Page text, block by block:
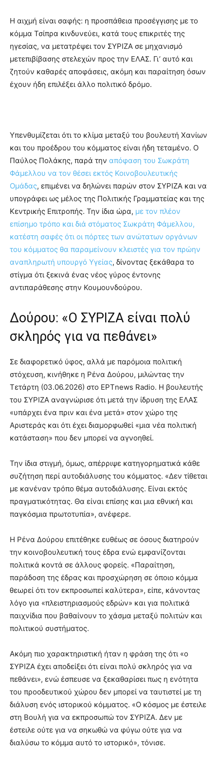
Η αιχμή είναι σαφής: η προσπάθεια προσέγγισης με το
κόμμα Τσίπρα κινδυνεύει, κατά τους επικριτές της
ηγεσίας, να μετατρέψει τον ΣΥΡΙΖΑ σε μηχανισμό
μετεπιβίβασης στελεχών προς την ΕΛΑΣ. Γι’ αυτό και
ζητούν καθαρές αποφάσεις, ακόμη και παραίτηση όσων
έχουν ήδη επιλέξει άλλο πολιτικό δρόμο.
Υπενθυμίζεται ότι το κλίμα μεταξύ του βουλευτή Χανίων
και του προέδρου του κόμματος είναι ήδη τεταμένο. Ο
Παύλος Πολάκης, παρά την απόφαση του Σωκράτη
Φάμελλου να τον θέσει εκτός Κοινοβουλευτικής
Ομάδας, επιμένει να δηλώνει παρών στον ΣΥΡΙΖΑ και να
υπογράφει ως μέλος της Πολιτικής Γραμματείας και της
Κεντρικής Επιτροπής. Την ίδια ώρα, με τον πλέον
επίσημο τρόπο και διά στόματος Σωκράτη Φάμελλου,
κατέστη σαφές ότι οι πόρτες των ανώτατων οργάνων
του κόμματος θα παραμείνουν κλειστές για τον πρώην
αναπληρωτή υπουργό Υγείας, δίνοντας ξεκάθαρα το
στίγμα ότι ξεκινά ένας νέος γύρος έντονης
αντιπαράθεσης στην Κουμουνδούρου.
Δούρου: «Ο ΣΥΡΙΖΑ είναι πολύ
σκληρός για να πεθάνει»
Σε διαφορετικό ύφος, αλλά με παρόμοια πολιτική
στόχευση, κινήθηκε η Ρένα Δούρου, μιλώντας την
Τετάρτη (03.06.2026) στο ΕΡΤnews Radio. Η βουλευτής
του ΣΥΡΙΖΑ αναγνώρισε ότι μετά την ίδρυση της ΕΛΑΣ
«υπάρχει ένα πριν και ένα μετά» στον χώρο της
Αριστεράς και ότι έχει διαμορφωθεί «μια νέα πολιτική
κατάσταση» που δεν μπορεί να αγνοηθεί.
Την ίδια στιγμή, όμως, απέρριψε κατηγορηματικά κάθε
συζήτηση περί αυτοδιάλυσης του κόμματος. «Δεν τίθεται
με κανέναν τρόπο θέμα αυτοδιάλυσης. Είναι εκτός
πραγματικότητας. Θα είναι επίσης και μια εθνική και
παγκόσμια πρωτοτυπία», ανέφερε.
Η Ρένα Δούρου επιτέθηκε ευθέως σε όσους διατηρούν
την κοινοβουλευτική τους έδρα ενώ εμφανίζονται
πολιτικά κοντά σε άλλους φορείς. «Παραίτηση,
παράδοση της έδρας και προσχώρηση σε όποιο κόμμα
θεωρεί ότι τον εκπροσωπεί καλύτερα», είπε, κάνοντας
λόγο για «πλειστηριασμούς εδρών» και για πολιτικά
παιχνίδια που βαθαίνουν το χάσμα μεταξύ πολιτών και
πολιτικού συστήματος.
Ακόμη πιο χαρακτηριστική ήταν η φράση της ότι «ο
ΣΥΡΙΖΑ έχει αποδείξει ότι είναι πολύ σκληρός για να
πεθάνει», ενώ έσπευσε να ξεκαθαρίσει πως η ενότητα
του προοδευτικού χώρου δεν μπορεί να ταυτιστεί με τη
διάλυση ενός ιστορικού κόμματος. «Ο κόσμος με έστειλε
στη Βουλή για να εκπροσωπώ τον ΣΥΡΙΖΑ. Δεν με
έστειλε ούτε για να σηκωθώ να φύγω ούτε για να
διαλύσω το κόμμα αυτό το ιστορικό», τόνισε.